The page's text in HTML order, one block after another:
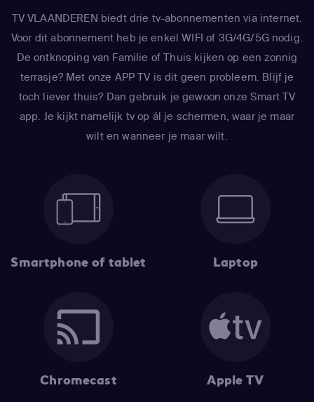
TV VLAANDEREN biedt drie tv-abonnementen via internet.
Voor dit abonnement heb je enkel WIFI of 3G/4G/5G nodig.
De ontknoping van Familie of Thuis kijken op een zonnig
terrasje? Met onze APP TV is dit geen probleem. Blijf je
toch liever thuis? Dan gebruik je gewoon onze Smart TV
app. Je kijkt namelijk tv op ál je schermen, waar je maar
wilt en wanneer je maar wilt.
Smartphone of tablet Laptop
Chromecast Apple TV